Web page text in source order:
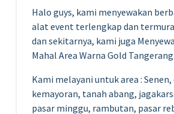
Halo guys, kami menyewakan
alat event terlengkap dan
dan sekitarnya, kami juga
Mahal Area Warna Gold Tangerang.
Kami melayani untuk area :
kemayoran, tanah abang,
pasar minggu, rambutan, pasar